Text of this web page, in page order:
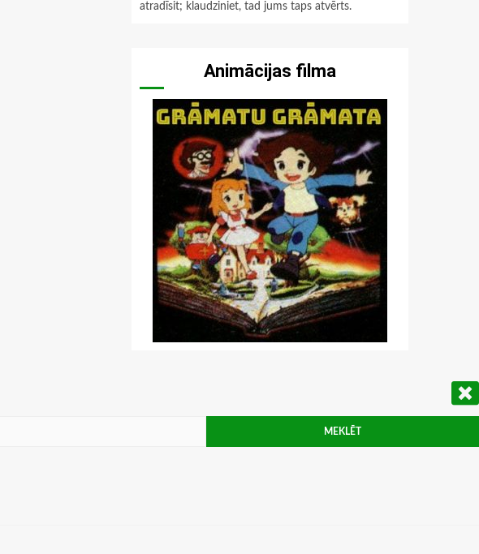
atradīsit; klaudziniet, tad jums taps atvērts.
Animācijas filma